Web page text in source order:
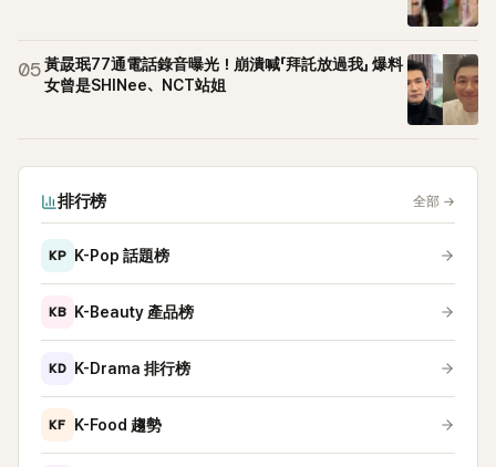
05黃晸珉77通電話錄音曝光！崩潰喊「拜託放過我」 爆料
女曾是SHINee、NCT站姐
排行榜 全部 →
KP K-Pop 話題榜
KB K-Beauty 產品榜
KD K-Drama 排行榜
KF K-Food 趨勢